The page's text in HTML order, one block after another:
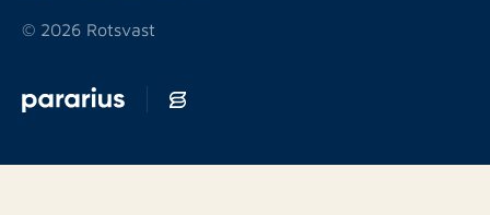
© 2026 Rotsvast